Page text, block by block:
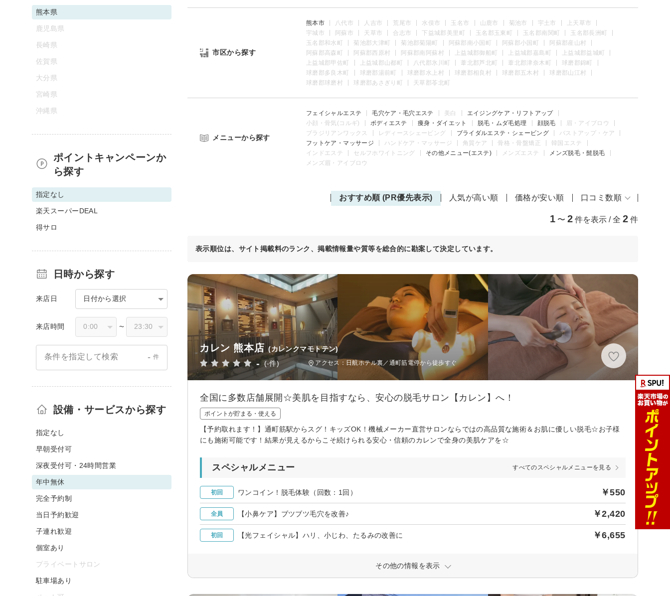
市区から探す
熊本市 八代市 人吉市 荒尾市 水俣市 玉名市 山鹿市 菊池市 宇土市
上天草市
宇城市
阿蘇市 天草市 合志市 下益城郡美里町 玉名郡玉東町 玉名郡南関町
玉名郡長洲町
玉名郡和水町
菊池郡大津町 菊池郡菊陽町 阿蘇郡南小国町 阿蘇郡小国町
阿蘇郡産山村
阿蘇郡高森町
阿蘇郡西原村 阿蘇郡南阿蘇村 上益城郡御船町 上益城郡嘉島町
上益城郡益城町
上益城郡甲佐町
上益城郡山都町 八代郡氷川町 葦北郡芦北町 葦北郡津奈木町
球磨郡錦町
球磨郡多良木町
球磨郡湯前町 球磨郡水上村 球磨郡相良村 球磨郡五木村
球磨郡山江村
球磨郡球磨村
球磨郡あさぎり町 天草郡苓北町
メニューから探す
フェイシャルエステ 毛穴ケア・毛穴エステ 美白
エイジングケア・リフトアップ
小顔・骨気(コルギ)
ボディエステ 痩身・ダイエット 脱毛・ムダ毛処理 顔脱毛
眉・アイブロウ
ブラジリアンワックス
レディースシェービング ブライダルエステ・シェービング
バストアップ・ケア
フットケア・マッサージ
ハンドケア・マッサージ 角質ケア 骨格・骨盤矯正
韓国エステ
インドエステ
セルフホワイトニング その他メニュー(エステ) メンズエステ
メンズ脱毛・髭脱毛
メンズ眉・アイブロウ
おすすめ順 (PR優先表示) 人気が高い順 価格が安い順 口コミ数順
1 〜 2 件を表示 / 全 2 件
表示順位は、サイト掲載料のランク、掲載情報量や質等を総合的に勘案して決定しています。
カレン 熊本店 (カレンクマモトテン)
- (-件) アクセス：日航ホテル裏／通町筋電停から徒歩すぐ
全国に多数店舗展開☆美肌を目指すなら、安心の脱毛サロン【カレン】へ！
ポイントが貯まる・使える
【予約取れます！】通町筋駅からスグ！キッズOK！機械メーカー直営サロンならではの高品質な施術＆お肌に優しい脱毛☆お子様
にも施術可能です！結果が見えるからこそ続けられる安心・信頼のカレンで全身の美肌ケアを☆
スペシャルメニュー すべてのスペシャルメニューを見る
初回 ワンコイン！脱毛体験（回数：1回） ￥550
全員 【小鼻ケア】ブツブツ毛穴を改善♪ ￥2,420
初回 【光フェイシャル】ハリ、小じわ、たるみの改善に ￥6,655
その他の情報を表示
熊本県
鹿児島県
長崎県
佐賀県
大分県
宮崎県
沖縄県
ポイントキャンペーンか
ら探す
指定なし
楽天スーパーDEAL
得サロ
日時から探す
来店日 日付から選択
来店時間 〜
条件を指定して検索 - 件
設備・サービスから探す
指定なし
早朝受付可
深夜受付可・24時間営業
年中無休
完全予約制
当日予約歓迎
子連れ歓迎
個室あり
プライベートサロン
駐車場あり